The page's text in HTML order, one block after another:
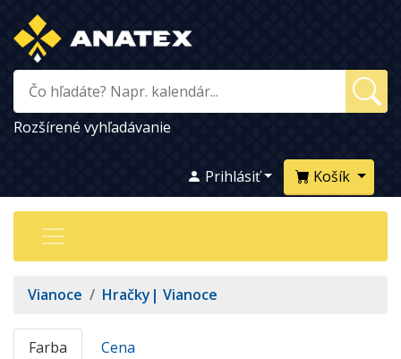
Rozšírené vyhľadávanie
Košík
Prihlásiť
Vianoce / Hračky| Vianoce
Farba Cena